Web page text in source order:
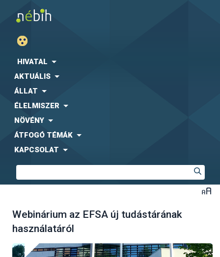
HIVATAL
AKTUÁLIS
ÁLLAT
ÉLELMISZER
NÖVÉNY
ÁTFOGÓ TÉMÁK
KAPCSOLAT
Webinárium az EFSA új tudástárának
használatáról